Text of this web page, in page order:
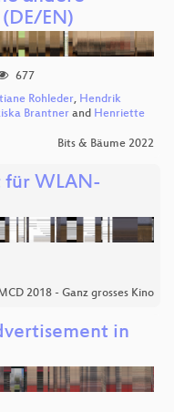
EN)
677
Rohleder, Hendrik
Brantner and Henriette
Bits & Bäume 2022
für WLAN-
2018 - Ganz grosses Kino
in